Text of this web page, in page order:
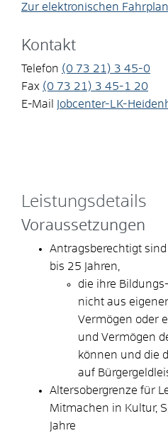
Zur elektronischen
Kontakt
Telefon (0 73 21) 3 45-0
Fax (0 73 21) 3 45-1
20
E-Mail
Jobcenter-LK-
Leistungsdetails
Voraussetzungen
Antragsberechtigt
bis 25 Jahren,
die ihre
nicht aus
Vermögen oder
und Vermögen
können und die
auf
Altersobergrenze für
Mitmachen in Kultur,
Jahre